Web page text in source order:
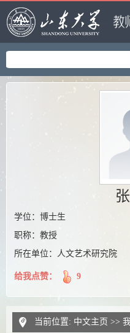
学位：博士生
职称：教授
所在单位：人文艺术研究院
给我点赞： 9
当前位置: 中文主页 >>